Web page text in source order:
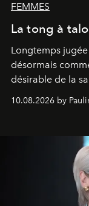
FEMMES
La tong à
Longtemps
désormais
désirable de la
10.08.2026 by